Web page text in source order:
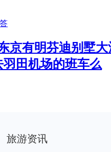
京有明芬迪别墅
羽田机场的班车么
旅游资讯